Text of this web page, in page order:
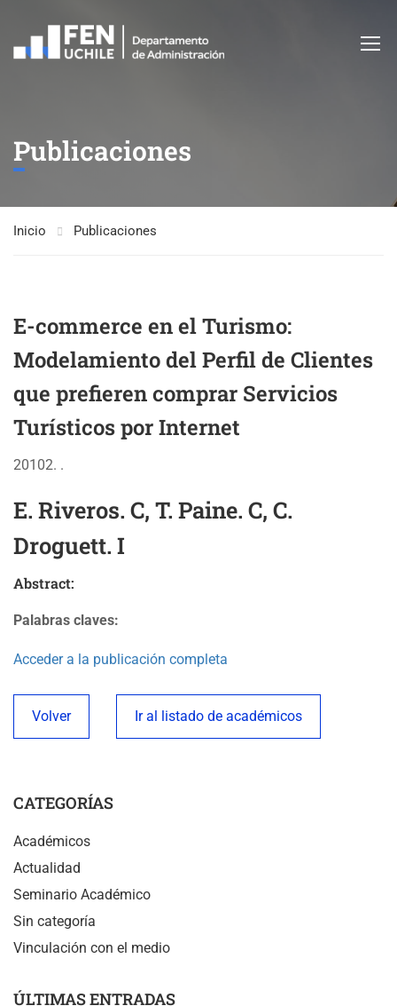
Publicaciones
Inicio Publicaciones
E-commerce en el Turismo:
Modelamiento del Perfil de Clientes
que prefieren comprar Servicios
Turísticos por Internet
20102. .
E. Riveros. C, T. Paine. C, C.
Droguett. I
Abstract:
Palabras claves:
Acceder a la publicación completa
Volver Ir al listado de académicos
CATEGORÍAS
Académicos
Actualidad
Seminario Académico
Sin categoría
Vinculación con el medio
ÚLTIMAS ENTRADAS